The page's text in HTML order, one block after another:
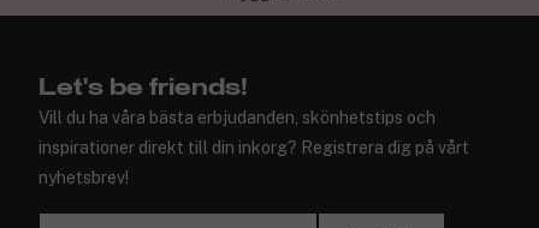
Let's be friends!
Vill du ha våra bästa erbjudanden, skönhetstips och
inspirationer direkt till din inkorg? Registrera dig på vårt
nyhetsbrev!